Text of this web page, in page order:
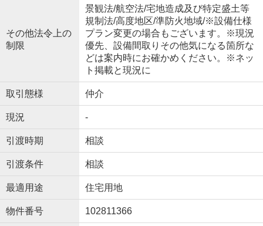
その他法令上の
制限
景観法/航空法/宅地造成及び特定盛土等
規制法/高度地区/準防火地域/※設備仕様
プラン変更の場合もございます。※現況
優先、設備間取りその他気になる箇所な
どは案内時にお確かめください。※ネッ
ト掲載と現況に
取引態様 仲介
現況 -
引渡時期 相談
引渡条件 相談
最適用途 住宅用地
物件番号 102811366